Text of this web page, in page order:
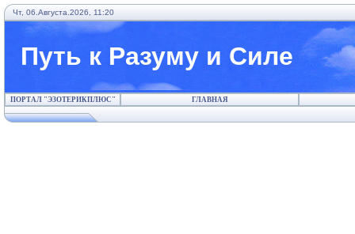
Чт, 06.Августа.2026, 11:20
Путь к Разуму и Силе
ПОРТАЛ "ЭЗОТЕРИКПЛЮС" ГЛАВНАЯ